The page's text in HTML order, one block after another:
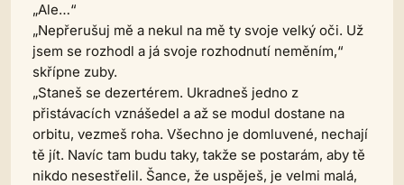
„Ale…“
„Nepřerušuj mě a nekul na mě ty svoje velký oči. Už
jsem se rozhodl a já svoje rozhodnutí neměním,“
skřípne zuby.
„Staneš se dezertérem. Ukradneš jedno z
přistávacích vznášedel a až se modul dostane na
orbitu, vezmeš roha. Všechno je domluvené, nechají
tě jít. Navíc tam budu taky, takže se postarám, aby tě
nikdo nesestřelil. Šance, že uspěješ, je velmi malá,